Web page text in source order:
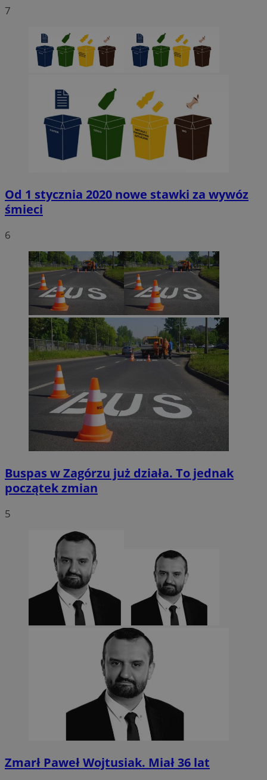
7
Od 1 stycznia 2020 nowe stawki za wywóz
śmieci
6
Buspas w Zagórzu już działa. To jednak
początek zmian
5
Zmarł Paweł Wojtusiak. Miał 36 lat
Niesklasyfikowane
Niezbędne pliki cookie umożliwiają korzystanie z podstawowych
strony internetowej, takich jak logowanie użytkownika i zarządzanie
Nazwa
Provider/
Domena
SessID
sosnowiecki.pl
euds .rfihub.com
VISITOR_PRIVACY_METADATA
5 miesięcy 4
CookieScriptConsent
Google Privacy Policy